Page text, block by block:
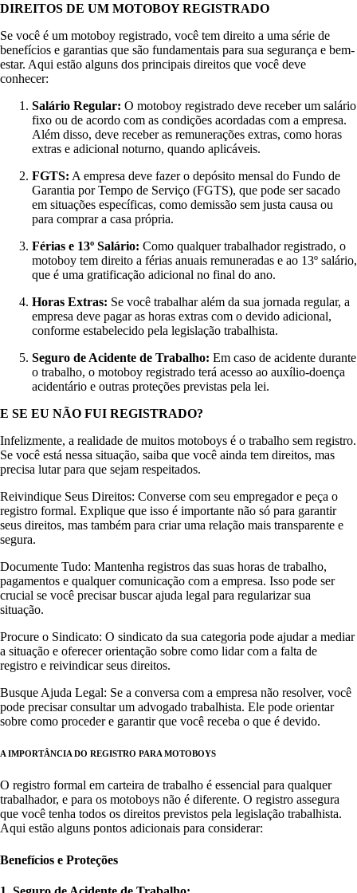
DIREITOS DE UM MOTOBOY REGISTRADO
Se você é um motoboy registrado, você tem direito a uma série de
benefícios e garantias que são fundamentais para sua segurança e bem-
estar. Aqui estão alguns dos principais direitos que você deve
conhecer:
Salário Regular: O motoboy registrado deve receber um salário
fixo ou de acordo com as condições acordadas com a empresa.
Além disso, deve receber as remunerações extras, como horas
extras e adicional noturno, quando aplicáveis.
FGTS: A empresa deve fazer o depósito mensal do Fundo de
Garantia por Tempo de Serviço (FGTS), que pode ser sacado
em situações específicas, como demissão sem justa causa ou
para comprar a casa própria.
Férias e 13º Salário: Como qualquer trabalhador registrado, o
motoboy tem direito a férias anuais remuneradas e ao 13º salário,
que é uma gratificação adicional no final do ano.
Horas Extras: Se você trabalhar além da sua jornada regular, a
empresa deve pagar as horas extras com o devido adicional,
conforme estabelecido pela legislação trabalhista.
Seguro de Acidente de Trabalho: Em caso de acidente durante
o trabalho, o motoboy registrado terá acesso ao auxílio-doença
acidentário e outras proteções previstas pela lei.
E SE EU NÃO FUI REGISTRADO?
Infelizmente, a realidade de muitos motoboys é o trabalho sem registro.
Se você está nessa situação, saiba que você ainda tem direitos, mas
precisa lutar para que sejam respeitados.
Reivindique Seus Direitos: Converse com seu empregador e peça o
registro formal. Explique que isso é importante não só para garantir
seus direitos, mas também para criar uma relação mais transparente e
segura.
Documente Tudo: Mantenha registros das suas horas de trabalho,
pagamentos e qualquer comunicação com a empresa. Isso pode ser
crucial se você precisar buscar ajuda legal para regularizar sua
situação.
Procure o Sindicato: O sindicato da sua categoria pode ajudar a mediar
a situação e oferecer orientação sobre como lidar com a falta de
registro e reivindicar seus direitos.
Busque Ajuda Legal: Se a conversa com a empresa não resolver, você
pode precisar consultar um advogado trabalhista. Ele pode orientar
sobre como proceder e garantir que você receba o que é devido.
A IMPORTÂNCIA DO REGISTRO PARA MOTOBOYS
O registro formal em carteira de trabalho é essencial para qualquer
trabalhador, e para os motoboys não é diferente. O registro assegura
que você tenha todos os direitos previstos pela legislação trabalhista.
Aqui estão alguns pontos adicionais para considerar:
Benefícios e Proteções